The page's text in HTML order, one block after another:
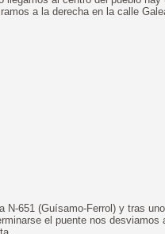
a la derecha en la calle
N-651 (Guísamo-Ferrol) y tras
el puente nos desviamos